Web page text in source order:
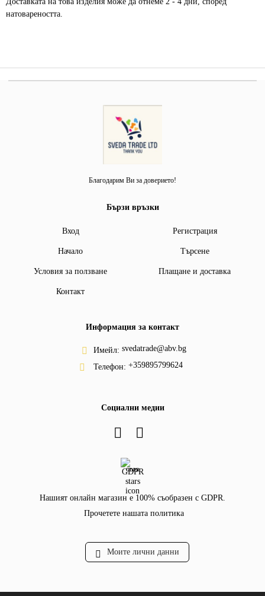
натовареността.
Благодарим Ви за доверието!
Бързи връзки
Вход Регистрация
Начало Търсене
Условия за ползване Плащане и доставка
Контакт
Информация за контакт
Имейл: svedatrade@abv.bg
Телефон: +359895799624
Социални медии
GDPR
Нашият онлайн магазин е 100% съобразен с GDPR.
Прочетете нашата политика
Моите лични данни